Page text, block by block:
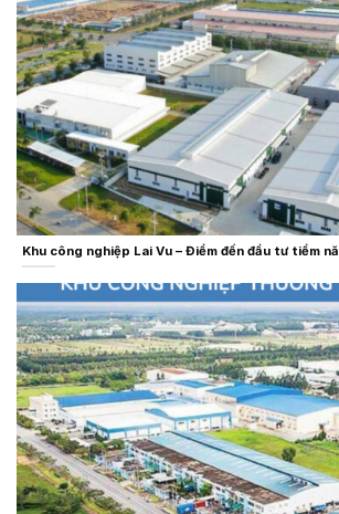
Khu công nghiệp Lai Vu – Điểm đến đầu tư tiềm